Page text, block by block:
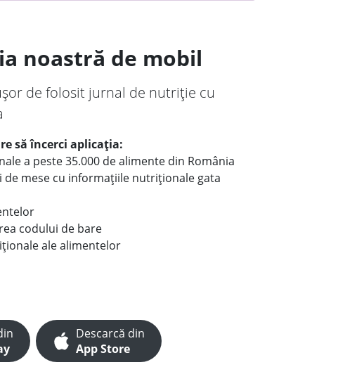
noastră de mobil
de folosit jurnal de nutriție cu
să încerci aplicația:
a peste 35.000 de alimente din România
de mese cu informațiile nutriționale gata
codului de bare
ale alimentelor
Descarcă din
App Store